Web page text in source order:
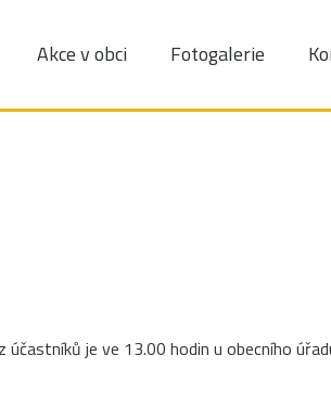
Akce v obci Fotogalerie
je ve 13.00 hodin u obecního